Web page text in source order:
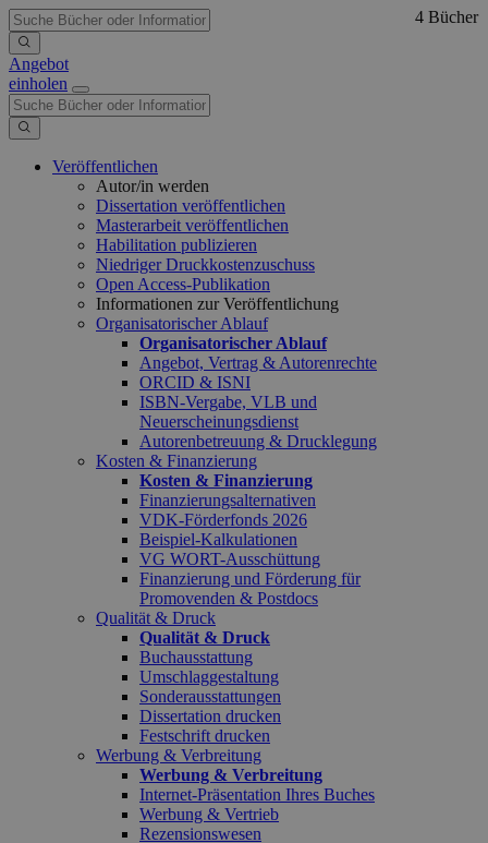
Angebot
einholen
Veröffentlichen
Autor/in werden
Dissertation veröffentlichen
Masterarbeit veröffentlichen
Habilitation publizieren
Niedriger Druckkostenzuschuss
Open Access-Publikation
Informationen zur Veröffentlichung
Organisatorischer Ablauf
Organisatorischer Ablauf
Angebot, Vertrag & Autorenrechte
ORCID & ISNI
ISBN-Vergabe, VLB und
Neuerscheinungsdienst
Autorenbetreuung & Drucklegung
Kosten & Finanzierung
Kosten & Finanzierung
Finanzierungsalternativen
VDK-Förderfonds 2026
Beispiel-Kalkulationen
VG WORT-Ausschüttung
Finanzierung und Förderung für
Promovenden & Postdocs
Qualität & Druck
Qualität & Druck
Buchausstattung
Umschlaggestaltung
Sonderausstattungen
Dissertation drucken
Festschrift drucken
Werbung & Verbreitung
Werbung & Verbreitung
Internet-Präsentation Ihres Buches
Werbung & Vertrieb
Rezensionswesen
4 Bücher